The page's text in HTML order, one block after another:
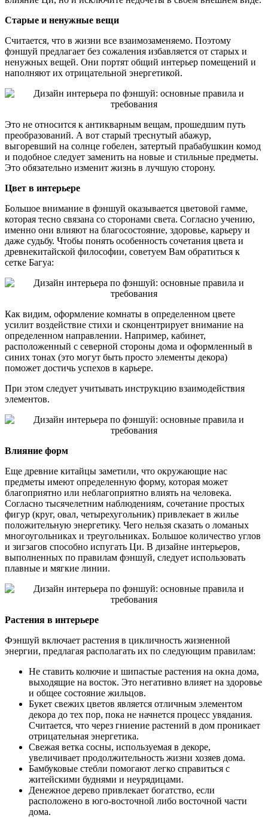
Старые и ненужные вещи
Считается, что в жизни все взаимозаменяемо. Поэтому
фэншуй предлагает без сожаления избавляется от старых и
ненужных вещей. Они портят общий интерьер помещений и
наполняют их отрицательной энергетикой.
Это не относится к антикварным вещам, прошедшим путь
преобразований. А вот старый треснутый абажур,
выгоревший на солнце гобелен, затертый прабабушкин комод
и подобное следует заменить на новые и стильные предметы.
Это обязательно изменит жизнь в лучшую сторону.
Цвет в интерьере
Большое внимание в фэншуй оказывается цветовой гамме,
которая тесно связана со сторонами света. Согласно учению,
именно они влияют на благосостояние, здоровье, карьеру и
даже судьбу. Чтобы понять особенность сочетания цвета и
древнекитайской философии, советуем Вам обратиться к
сетке Багуа:
Как видим, оформление комнаты в определенном цвете
усилит воздействие стихи и сконцентрирует внимание на
определенном направлении. Например, кабинет,
расположенный с северной стороны дома и оформленный в
синих тонах (это могут быть просто элементы декора)
поможет достичь успехов в карьере.
При этом следует учитывать инструкцию взаимодействия
элементов.
Влияние форм
Еще древние китайцы заметили, что окружающие нас
предметы имеют определенную форму, которая может
благоприятно или неблагоприятно влиять на человека.
Согласно тысячелетним наблюдениям, сочетание простых
фигур (круг, овал, четырехугольник) привлекает в жилье
положительную энергетику. Чего нельзя сказать о ломаных
многоугольниках и треугольниках. Большое количество углов
и зигзагов способно испугать Ци. В дизайне интерьеров,
выполненных по правилам фэншуй, следует использовать
плавные и мягкие линии.
Растения в интерьере
Фэншуй включает растения в цикличность жизненной
энергии, предлагая располагать их по следующим правилам:
Не ставить колючие и шипастые растения на окна дома,
выходящие на восток. Это негативно влияет на здоровье
и общее состояние жильцов.
Букет свежих цветов является отличным элементом
декора до тех пор, пока не начнется процесс увядания.
Считается, что через гниение растений в дом проникает
отрицательная энергетика.
Свежая ветка сосны, используемая в декоре,
увеличивает продолжительность жизни хозяев дома.
Бамбуковые стебли помогают легко справиться с
житейскими буднями и неурядицами.
Денежное дерево привлекает богатство, если
расположено в юго-восточной либо восточной части
дома.